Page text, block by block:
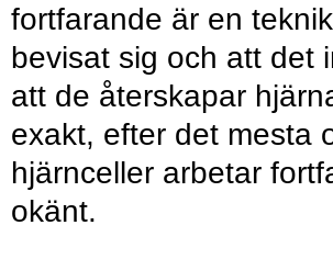
fortfarande är en
bevisat sig och att det
att de återskapar
exakt, efter det mesta
hjärnceller arbetar
okänt.